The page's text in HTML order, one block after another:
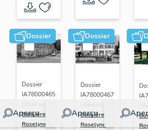
Dossier
Aperçu
Dossier
IA78000465
Bussière
Roselyne
Dossier
Aperçu
Dossier
IA78000467
Bussière
Roselyne